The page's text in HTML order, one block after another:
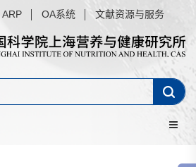
ARP OA系统 文献资源与服务